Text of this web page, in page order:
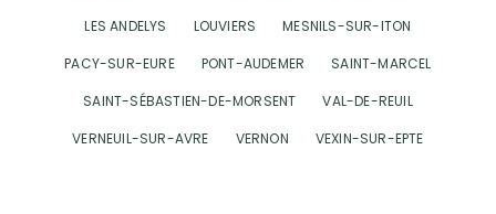
LES ANDELYS
LOUVIERS
MESNILS-SUR-ITON
PACY-SUR-EURE
PONT-AUDEMER
SAINT-MARCEL
SAINT-SÉBASTIEN-DE-MORSENT
VAL-DE-REUIL
VERNEUIL-SUR-AVRE
VERNON VEXIN-SUR-EPTE